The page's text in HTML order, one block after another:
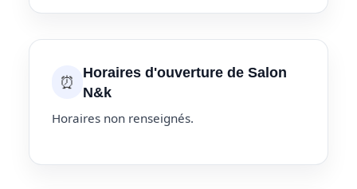
⏰
Horaires d'ouverture de Salon
N&k
Horaires non renseignés.